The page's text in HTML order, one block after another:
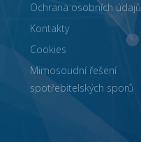
Ochrana osobních údajů
Kontakty
Cookies
Mimosoudní řešení
spotřebitelských sporů